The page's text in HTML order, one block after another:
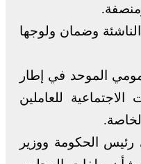
الناشئة وضمان ولوجها
الموحد في إطار
للعاملين
الحكومة ووزير